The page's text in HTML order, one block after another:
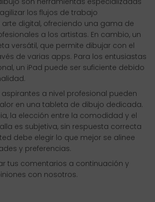
los flujos de trabajo
digital, ofreciendo una gama de
a los artistas. En cambio, un
versátil, que permite dibujar con el
de varias apps. Para los entusiastas
un iPad puede ser suficiente debido
a nivel profesional pueden
en una tableta de dibujo dedicada.
la elección entre la comodidad y el
es subjetiva, sin respuesta correcta
debe elegir lo que mejor se alinee
y preferencias.
tus comentarios a continuación y
con nosotros.